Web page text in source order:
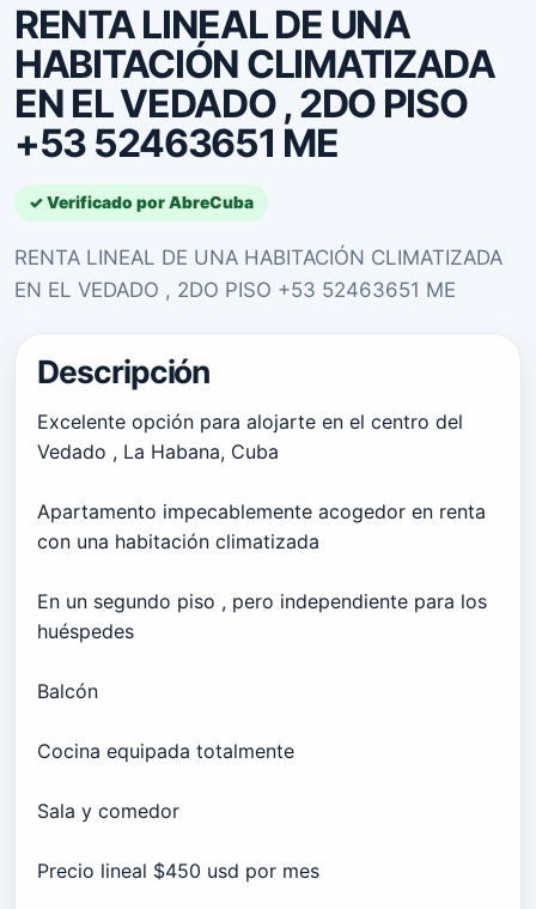
RENTA LINEAL DE UNA
HABITACIÓN CLIMATIZADA
EN EL VEDADO , 2DO PISO
+53 52463651 ME
✓ Verificado por AbreCuba
RENTA LINEAL DE UNA HABITACIÓN CLIMATIZADA
EN EL VEDADO , 2DO PISO +53 52463651 ME
Descripción
Excelente opción para alojarte en el centro del
Vedado , La Habana, Cuba
Apartamento impecablemente acogedor en renta
con una habitación climatizada
En un segundo piso , pero independiente para los
huéspedes
Balcón
Cocina equipada totalmente
Sala y comedor
Precio lineal $450 usd por mes